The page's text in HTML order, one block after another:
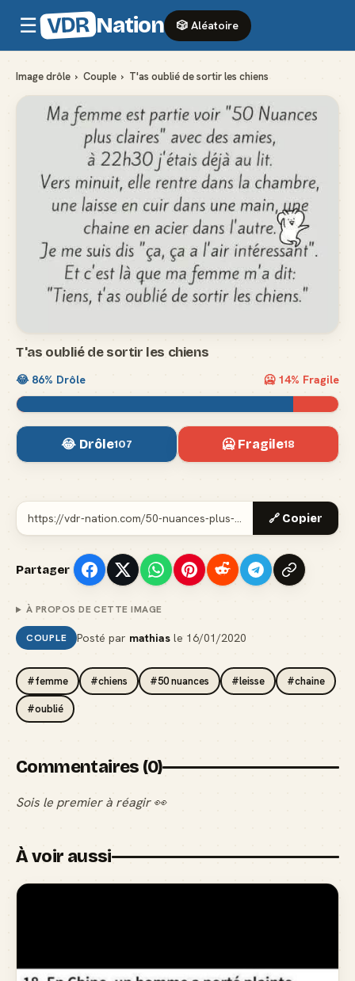
☰ VDR Nation 🎲 Aléatoire
Image drôle › Couple › T'as oublié de sortir les chiens
T'as oublié de sortir les chiens
😂 86% Drôle 🥶 14% Fragile
😂 Drôle107 🥶 Fragile18
🔗 Copier
Partager
À PROPOS DE CETTE IMAGE
COUPLE Posté par mathias le 16/01/2020
#femme #chiens #50 nuances #leisse #chaine
#oublié
Commentaires (0)
Sois le premier à réagir 👀
À voir aussi